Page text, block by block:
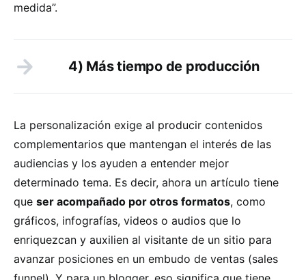
medida”.
4) Más tiempo de producción
La personalización exige al producir contenidos
complementarios que mantengan el interés de las
audiencias y los ayuden a entender mejor
determinado tema. Es decir, ahora un artículo tiene
que ser acompañado por otros formatos, como
gráficos, infografías, videos o audios que lo
enriquezcan y auxilien al visitante de un sitio para
avanzar posiciones en un embudo de ventas (sales